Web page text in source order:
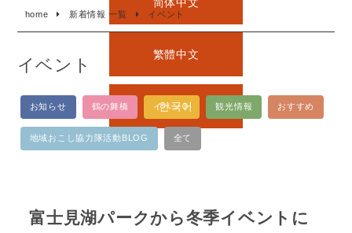
繁體中文
한국어
home 新着情報 一覧 イベント
イベント
お知らせ 鶴の舞橋 イベント 観光情報 おすすめ
地域おこし協力隊活動BLOG 全て
富士見湖パークから冬季イベントに